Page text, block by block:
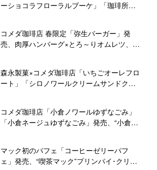
ーショコラフローラルブーケ」「珈琲所の
コメダ珈琲店 春限定「弥生バーガー」発
売、肉厚ハンバーグ×とろ～りオムレツ、て
森永製菓×コメダ珈琲店「いちごオーレフロ
ート」「シロノワールクリームサンドクッ
ル」発売
コメダ珈琲店「小倉ノワールゆずなごみ」
「小倉ネージュゆずなごみ」発売、“小倉と
マック初のパフェ「コーヒーゼリーパフ
ェ」発売、“喫茶マック”プリンパイ･クリー